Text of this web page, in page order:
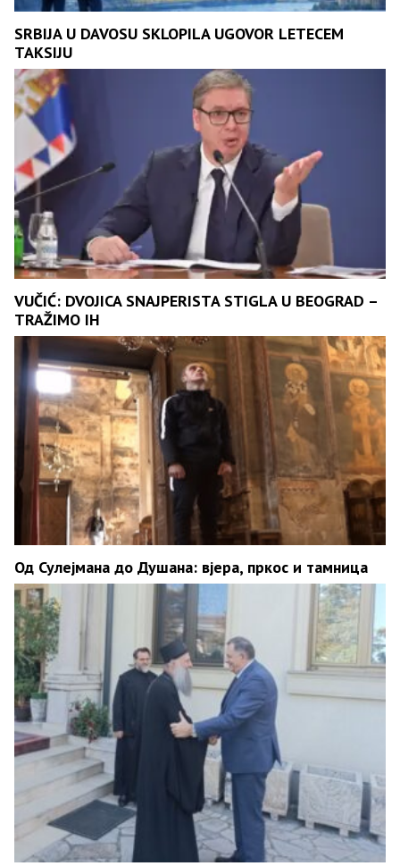
SRBIJA U DAVOSU SKLOPILA UGOVOR LETECEM
TAKSIJU
VUČIĆ: DVOJICA SNAJPERISTA STIGLA U BEOGRAD –
TRAŽIMO IH
Од Сулејмана до Душана: вјера, пркос и тамница